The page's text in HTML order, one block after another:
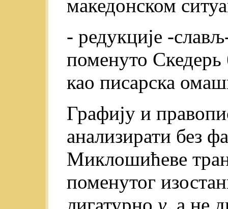
македонском
- редукције -
поменуто
као писарска
Графију и
анализирати без
Миклошићеве
поменутог
лигатурно у, а не